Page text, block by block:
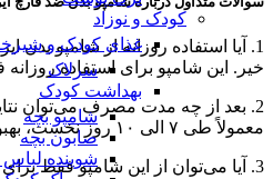
کودک و نوزاد
غذای کودک و
سرلاک
بهداشت کودک
شامپو بچه
صابون بچه
شوینده
1. آیا استفاده روزانه از شامپو بدن ایروکس ضرری ندارد؟
خیر. این شامپو برای استفاده
2. بعد از چه مدت مصرف می‌توان نتایج را مشاهده کرد؟
معمولاً طی ۷ الی ۱۰ روز نخست، بهبود خارش، بوی بدن و علائم قارچی مشاهده می‌شود. مصرف منظم حداقل ۳ هفته برای اثر کامل توصیه می‌گردد.
3. آیا می‌توان از این شامپو فقط برای پا استفاده کرد؟